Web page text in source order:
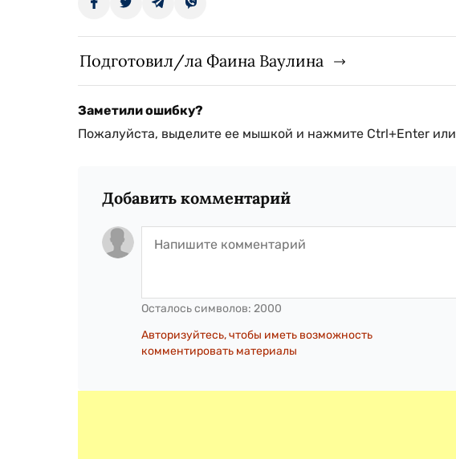
Подготовил/ла Фаина Ваулина
Заметили ошибку?
Пожалуйста, выделите ее мышкой и нажмите Ctrl+Enter или
Добавить комментарий
Осталось символов: 2000
Авторизуйтесь, чтобы иметь возможность
комментировать материалы